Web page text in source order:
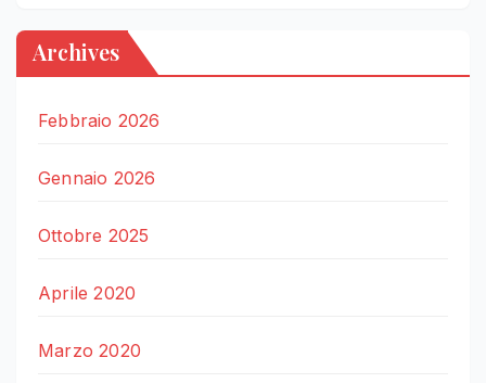
Archives
Febbraio 2026
Gennaio 2026
Ottobre 2025
Aprile 2020
Marzo 2020